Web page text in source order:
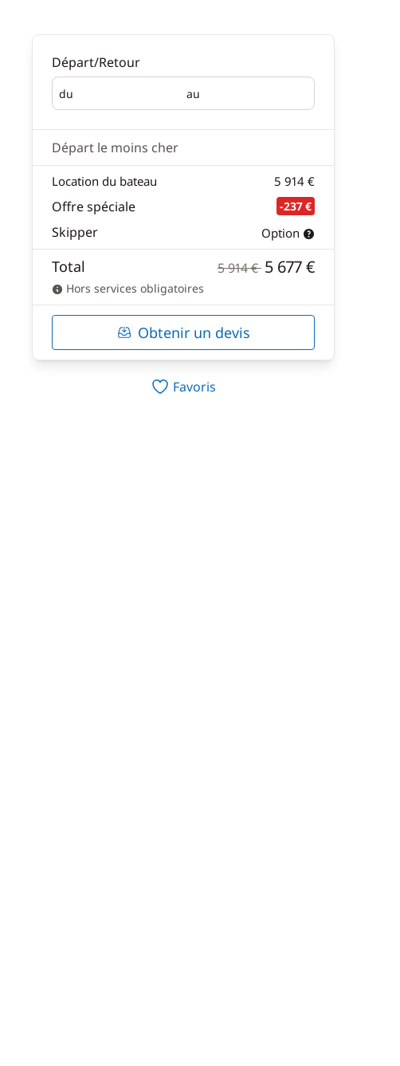
Départ/Retour
du
Départ au
Retour
Départ le moins cher
Location du bateau 5 914 €
Offre spéciale -237 €
Skipper Option
Total 5 914 € 5 677 €
Hors services obligatoires
Obtenir un devis
Favoris